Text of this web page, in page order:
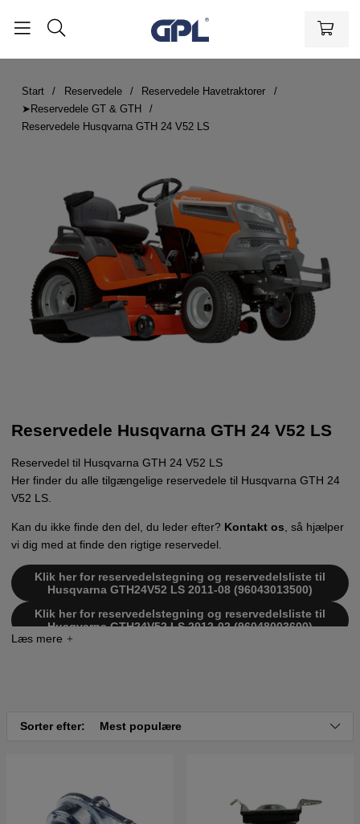
Start Reservedele
Reservedele Havetraktorer
➤Reservedele GT & GTH
Reservedele Husqvarna GTH 24 V52 LS
Reservedele Husqvarna GTH 24 V52 LS
Reservedel til Husqvarna GTH 24 V52 LS
Her finder du alle tilgængelige reservedele til Husqvarna GTH 24
V52 LS.
Kan du ikke finde den del, du leder efter? Kontakt os , så hjælper
vi dig med at finde den rigtige reservedel.
Klik her for reservedelstegning og reservedelsliste til
Husqvarna GTH24V52 LS 2011-08 (96043013500)
Klik her for reservedelstegning og reservedelsliste til
Husqvarna GTH24V52 LS 2012-02 (96048003600)
Sorter efter: Mest populære